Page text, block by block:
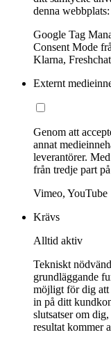
denna webbplats:
Google Tag
Consent Mode
Klarna, Freshchat
Externt
Genom att
annat
leverantörer.
från tredje part
Vimeo, YouTube
Krävs
Alltid aktiv
Tekniskt
grundläggande
möjligt för dig att
in på ditt
slutsatser om
resultat kommer